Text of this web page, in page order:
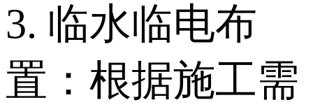
3. 临水临电布
置：根据施工需